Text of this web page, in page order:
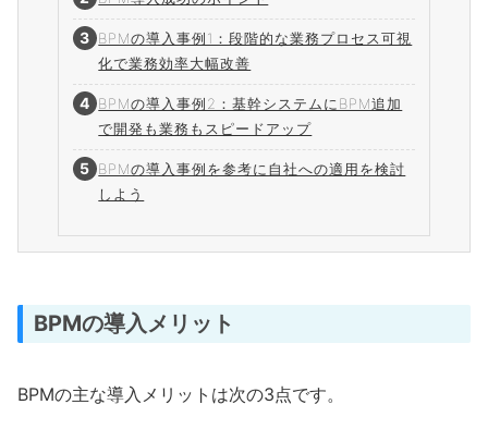
BPMの導入事例1：段階的な業務プロセス可視
化で業務効率大幅改善
BPMの導入事例2：基幹システムにBPM追加
で開発も業務もスピードアップ
BPMの導入事例を参考に自社への適用を検討
しよう
BPMの導入メリット
BPMの主な導入メリットは次の3点です。